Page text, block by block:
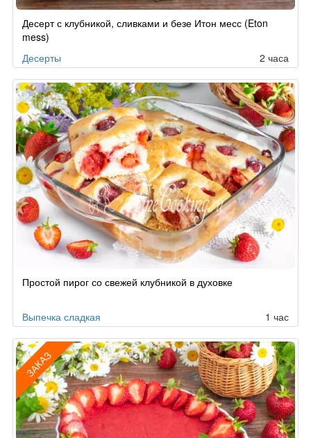
по
заказу
Десерт с клубникой, сливками и безе Итон месс (Eton
mess)
Десерты
2 часа
Простой пирог со свежей клубникой в духовке
Выпечка сладкая 1 час
ЗАКАЗ